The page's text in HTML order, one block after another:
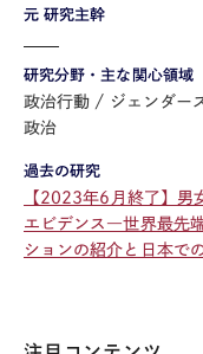
元 研究主幹
研究分野・主な関心領域
政治行動 ジェンダー
政治
過去の研究
【2023年6月終了】男
エビデンス―世界最先
ションの紹介と日本で